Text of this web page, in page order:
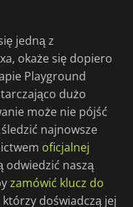
jedną z
okaże się dopiero
Playground
dużo
może nie pójść
najnowsze
oficjalnej
odwiedzić naszą
zamówić klucz do
doświadczą jej